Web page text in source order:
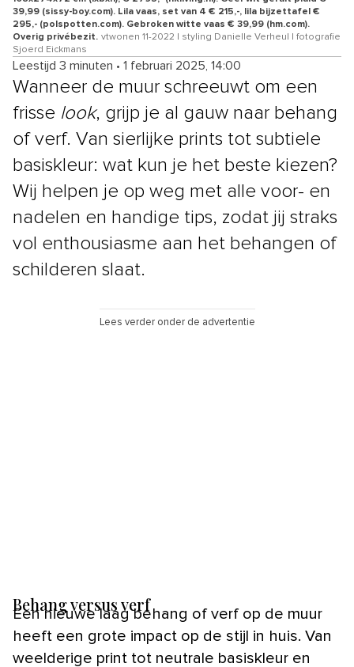
39,99 (sissy-boy.com). Lila vaas, set van 4 € 215,-, lila bijzettafel €
295,- (polspotten.com). Gebroken witte vaas € 39,99 (hm.com).
Overig privébezit. vtwonen 11-2022 | styling Danielle Verheul | fotografie
Sjoerd Eickmans
Leestijd 3 minuten • 1 februari 2025, 14:00
Wanneer de muur schreeuwt om een
frisse look, grijp je al gauw naar behang
of verf. Van sierlijke prints tot subtiele
basiskleur: wat kun je het beste kiezen?
Wij helpen je op weg met alle voor- en
nadelen en handige tips, zodat jij straks
vol enthousiasme aan het behangen of
schilderen slaat.
Lees verder onder de advertentie
Behang versus verf
Een nieuwe laag behang of verf op de muur
heeft een grote impact op de stijl in huis. Van
weelderige print tot neutrale basiskleur en